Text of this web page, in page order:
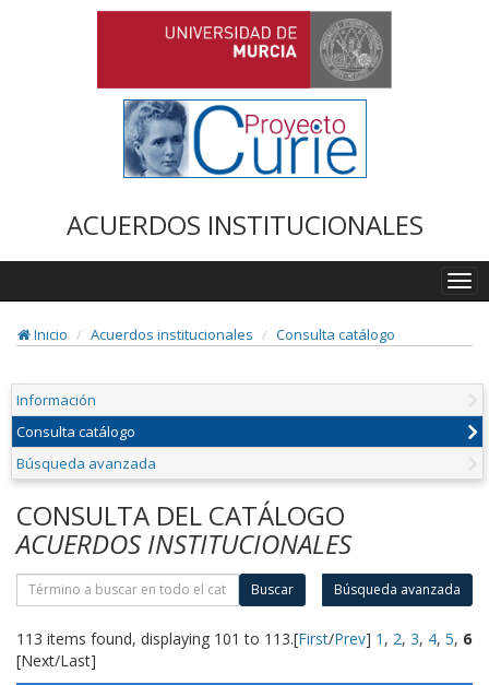
ACUERDOS INSTITUCIONALES
Inicio
Acuerdos institucionales Consulta catálogo
Información
Consulta catálogo
Búsqueda avanzada
CONSULTA DEL CATÁLOGO
ACUERDOS INSTITUCIONALES
Buscar Búsqueda avanzada
113 items found, displaying 101 to 113.[First/Prev] 1 , 2, 3, 4, 5, 6
[Next/Last]